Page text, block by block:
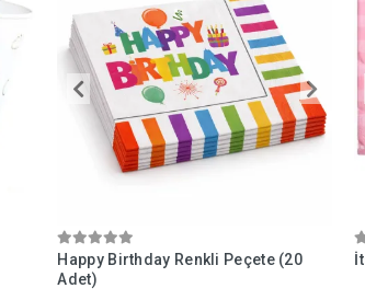
Happy Birthday Renkli Peçete (20
Adet)